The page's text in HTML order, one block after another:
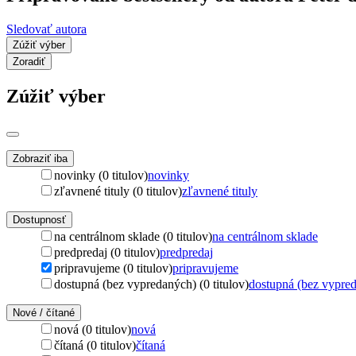
Sledovať autora
Zúžiť výber
Zoradiť
Zúžiť výber
Zobraziť iba
novinky (0 titulov)novinky
zľavnené tituly (0 titulov)zľavnené tituly
Dostupnosť
na centrálnom sklade (0 titulov)na centrálnom sklade
predpredaj (0 titulov)predpredaj
pripravujeme (0 titulov)pripravujeme
dostupná (bez vypredaných) (0 titulov)dostupná (bez
Nové / čítané
nová (0 titulov)nová
čítaná (0 titulov)čítaná